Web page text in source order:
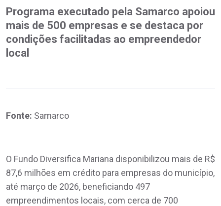
Programa executado pela Samarco apoiou
mais de 500 empresas e se destaca por
condições facilitadas ao empreendedor
local
Fonte: Samarco
O Fundo Diversifica Mariana disponibilizou mais de R$
87,6 milhões em crédito para empresas do município,
até março de 2026, beneficiando 497
empreendimentos locais, com cerca de 700